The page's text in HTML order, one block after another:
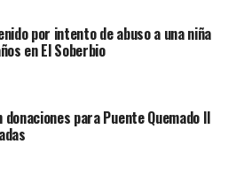
por intento de abuso a una niña
en El Soberbio
donaciones para Puente Quemado II